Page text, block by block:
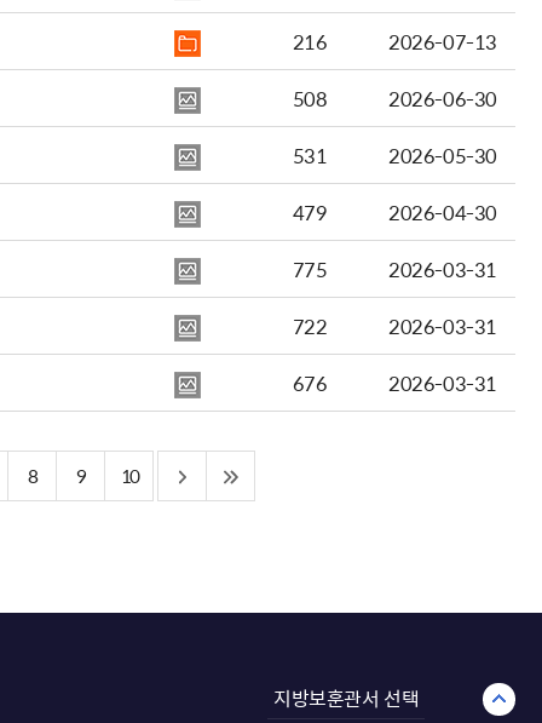
216
2026-07-13
508
2026-06-30
531
2026-05-30
479
2026-04-30
775
2026-03-31
722
2026-03-31
676
2026-03-31
8 9 10
지방보훈관서 선택